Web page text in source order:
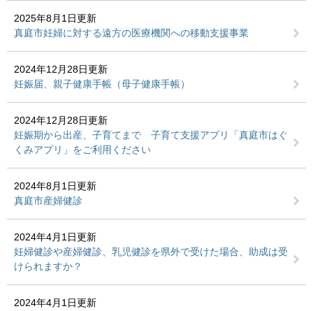
2025年8月1日更新
真庭市妊婦に対する遠方の医療機関への移動支援事業
2024年12月28日更新
妊娠届、親子健康手帳（母子健康手帳）
2024年12月28日更新
妊娠期から出産、子育てまで 子育て支援アプリ「真庭市はぐ
くみアプリ」をご利用ください
2024年8月1日更新
真庭市産婦健診
2024年4月1日更新
妊婦健診や産婦健診、乳児健診を県外で受けた場合、助成は受
けられますか？
2024年4月1日更新